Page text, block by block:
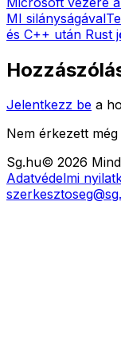
MI silányságával
és C++ után Rust
Jelentkezz be a
Nem érkezett
Sg.hu© 2026
Adatvédelmi